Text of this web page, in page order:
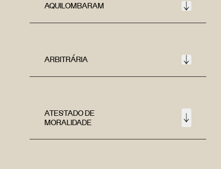
AQUILOMBARAM
ARBITRÁRIA
ATESTADO DE
MORALIDADE